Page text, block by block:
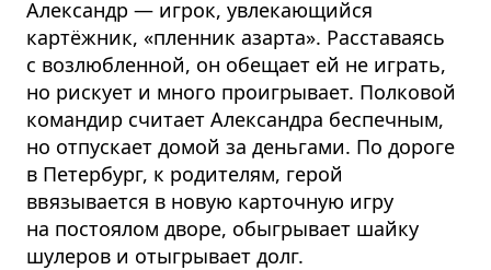
Александр — игрок, увлекающийся
картёжник, «пленник азарта». Расставаясь
с возлюбленной, он обещает ей не играть,
но рискует и много проигрывает. Полковой
командир считает Александра беспечным,
но отпускает домой за деньгами. По дороге
в Петербург, к родителям, герой
ввязывается в новую карточную игру
на постоялом дворе, обыгрывает шайку
шулеров и отыгрывает долг.